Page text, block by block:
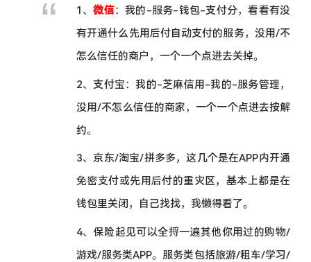
1、微信：我的-服务-钱包-支付分，看看有没
有开通什么先用后付自动支付的服务，没用/不
怎么信任的商户，一个一个点进去关掉。
2、支付宝：我的-芝麻信用-我的-服务管理，
没用/不怎么信任的商家，一个一个点进去按解
约。
3、京东/淘宝/拼多多，这几个是在APP内开通
免密支付或先用后付的重灾区，基本上都是在
钱包里关闭，自己找找，我懒得看了。
4、保险起见可以全捋一遍其他你用过的购物/
游戏/服务类APP。服务类包括旅游/租车/学习/